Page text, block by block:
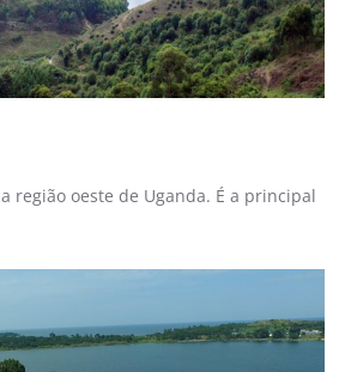
região oeste de Uganda. É a principal